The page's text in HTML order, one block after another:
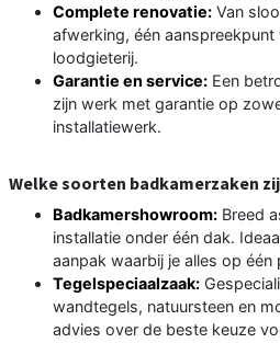
Complete renovatie: Van
afwerking, één
loodgieterij.
Garantie en service: Een
zijn werk met garantie op
installatiewerk.
Welke soorten badkamerzaken
Badkamershowroom: Breed
installatie onder één dak.
aanpak waarbij je alles op één
Tegelspeciaalzaak:
wandtegels, natuursteen en
advies over de beste keuze